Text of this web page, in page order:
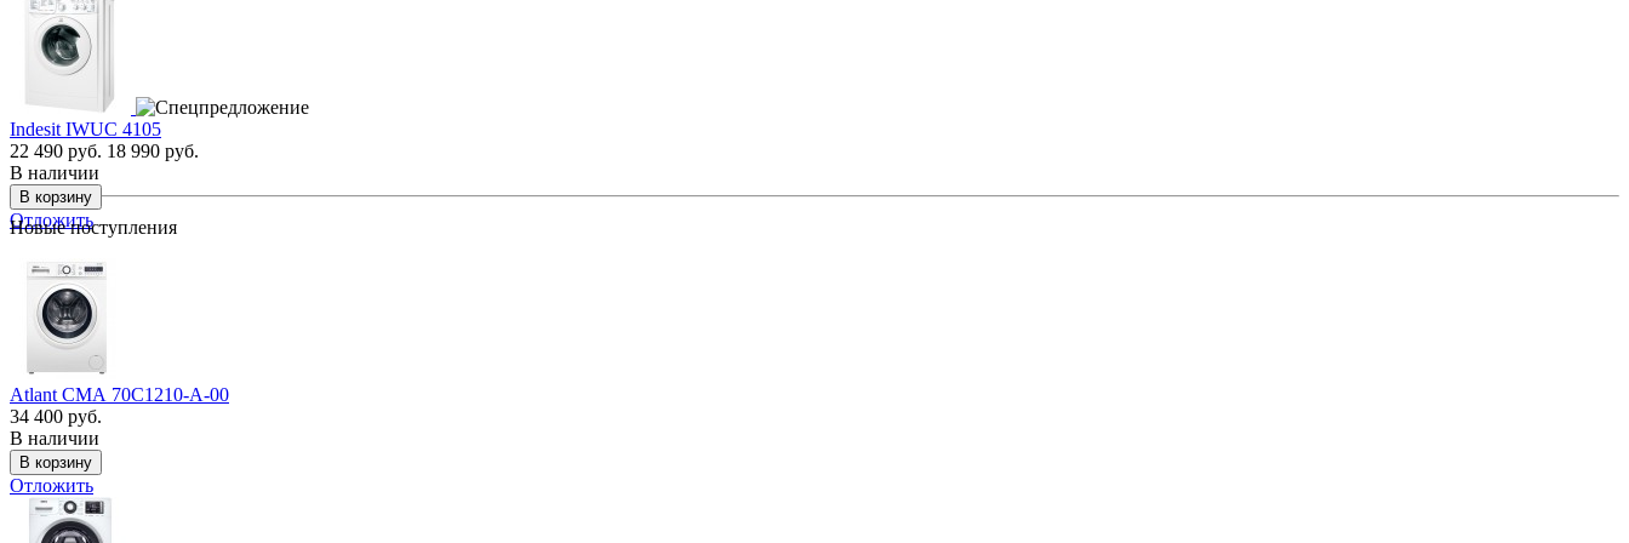
Indesit IWUC 4105
22 490 руб. 18 990 руб.
В наличии
Отложить
Новые поступления
Atlant СМА 70С1210-А-00
34 400 руб.
В наличии
Отложить